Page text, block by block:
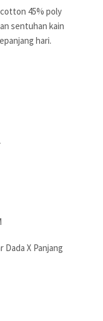
45% poly
sentuhan kain
hari.
Dada X Panjang